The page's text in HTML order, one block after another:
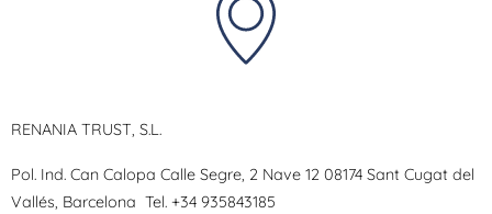
RENANIA TRUST, S.L.
Pol. Ind. Can Calopa Calle Segre, 2 Nave 12 08174 Sant Cugat del
Vallés, Barcelona Tel. +34 935843185